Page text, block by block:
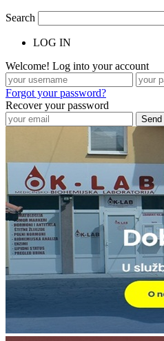
Search
LOG IN
Welcome! Log into your account
Forgot your password?
Recover your password